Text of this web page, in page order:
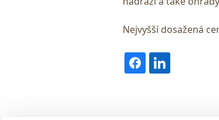
Nejvyšší dosažená